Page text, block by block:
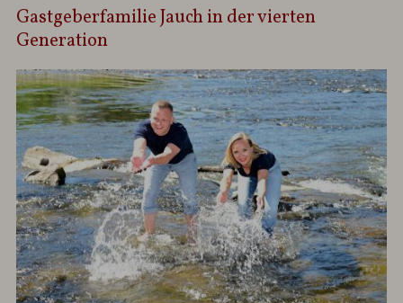
Gastgeberfamilie Jauch in der vierten
Generation